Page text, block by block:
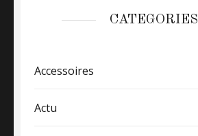
CATEGORIES
Accessoires
Actu